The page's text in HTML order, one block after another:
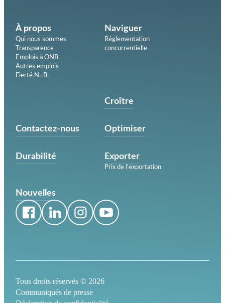
Naviguer
Réglementation
concurrentielle
Croître
Optimiser
Exporter
Prix de l’exportation
À propos
Qui nous sommes
Transparence
Emplois à ONB
Autres emplois
Fierté N.-B.
Contactez-nous
Nouvelles
Durabilité
Tous droits réservés © 2026
Communiqués de presse